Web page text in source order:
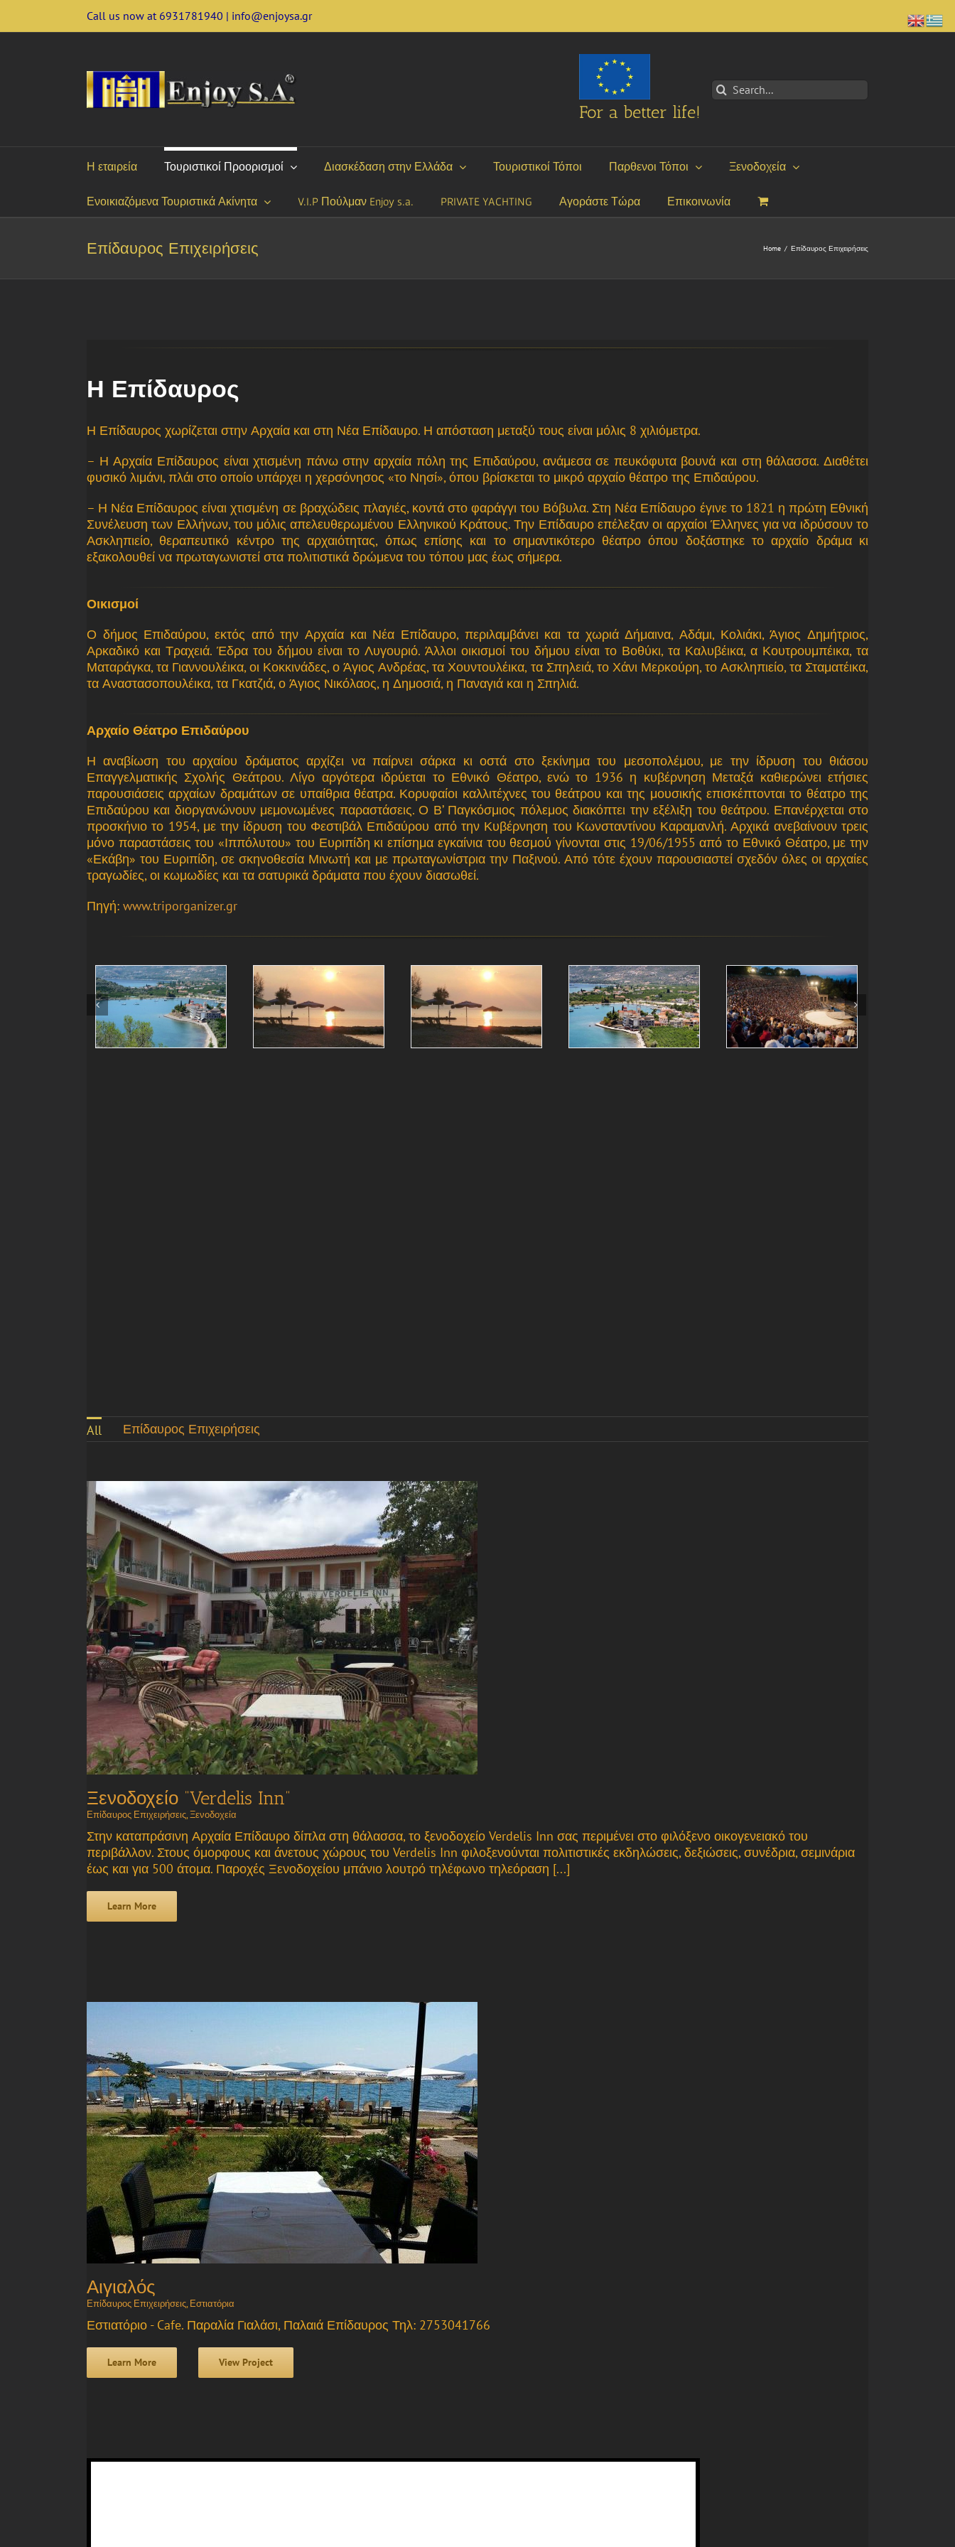
Call us now at 6931781940 | info@enjoysa.gr
For a better life!
Search
for:
Η εταιρεία Τουριστικοί Προορισμοί Διασκέδαση στην Ελλάδα Τουριστικοί Τόποι Παρθενοι Τόποι Ξενοδοχεία
Ενοικιαζόμενα Τουριστικά Ακίνητα V.I.P Πούλμαν Enjoy s.a. PRIVATE YACHTING Αγοράστε Τώρα Επικοινωνία
Επίδαυρος Επιχειρήσεις Home / Επίδαυρος Επιχειρήσεις
Η Επίδαυρος
Η Επίδαυρος χωρίζεται στην Αρχαία και στη Νέα Επίδαυρο. Η απόσταση μεταξύ τους είναι μόλις 8 χιλιόμετρα.
– Η Αρχαία Επίδαυρος είναι χτισμένη πάνω στην αρχαία πόλη της Επιδαύρου, ανάμεσα σε πευκόφυτα βουνά και στη θάλασσα. Διαθέτει
φυσικό λιμάνι, πλάι στο οποίο υπάρχει η χερσόνησος «το Νησί», όπου βρίσκεται το μικρό αρχαίο θέατρο της Επιδαύρου.
– Η Νέα Επίδαυρος είναι χτισμένη σε βραχώδεις πλαγιές, κοντά στο φαράγγι του Βόβυλα. Στη Νέα Επίδαυρο έγινε το 1821 η πρώτη Εθνική
Συνέλευση των Ελλήνων, του μόλις απελευθερωμένου Ελληνικού Κράτους. Την Επίδαυρο επέλεξαν οι αρχαίοι Έλληνες για να ιδρύσουν το
Ασκληπιείο, θεραπευτικό κέντρο της αρχαιότητας, όπως επίσης και το σημαντικότερο θέατρο όπου δοξάστηκε το αρχαίο δράμα κι
εξακολουθεί να πρωταγωνιστεί στα πολιτιστικά δρώμενα του τόπου μας έως σήμερα.
Οικισμοί
Ο δήμος Επιδαύρου, εκτός από την Αρχαία και Νέα Επίδαυρο, περιλαμβάνει και τα χωριά Δήμαινα, Αδάμι, Κολιάκι, Άγιος Δημήτριος,
Αρκαδικό και Τραχειά. Έδρα του δήμου είναι το Λυγουριό. Άλλοι οικισμοί του δήμου είναι το Βοθύκι, τα Καλυβέικα, α Κουτρουμπέικα, τα
Ματαράγκα, τα Γιαννουλέικα, οι Κοκκινάδες, ο Άγιος Ανδρέας, τα Χουντουλέικα, τα Σπηλειά, το Χάνι Μερκούρη, το Ασκληπιείο, τα Σταματέικα,
τα Αναστασοπουλέικα, τα Γκατζιά, ο Άγιος Νικόλαος, η Δημοσιά, η Παναγιά και η Σπηλιά.
Αρχαίο Θέατρο Επιδαύρου
Η αναβίωση του αρχαίου δράματος αρχίζει να παίρνει σάρκα κι οστά στο ξεκίνημα του μεσοπολέμου, με την ίδρυση του θιάσου
Επαγγελματικής Σχολής Θεάτρου. Λίγο αργότερα ιδρύεται το Εθνικό Θέατρο, ενώ το 1936 η κυβέρνηση Μεταξά καθιερώνει ετήσιες
παρουσιάσεις αρχαίων δραμάτων σε υπαίθρια θέατρα. Κορυφαίοι καλλιτέχνες του θεάτρου και της μουσικής επισκέπτονται το θέατρο της
Επιδαύρου και διοργανώνουν μεμονωμένες παραστάσεις. Ο Β’ Παγκόσμιος πόλεμος διακόπτει την εξέλιξη του θεάτρου. Επανέρχεται στο
προσκήνιο το 1954, με την ίδρυση του Φεστιβάλ Επιδαύρου από την Κυβέρνηση του Κωνσταντίνου Καραμανλή. Αρχικά ανεβαίνουν τρεις
μόνο παραστάσεις του «Ιππόλυτου» του Ευριπίδη κι επίσημα εγκαίνια του θεσμού γίνονται στις 19/06/1955 από το Εθνικό Θέατρο, με την
«Εκάβη» του Ευριπίδη, σε σκηνοθεσία Μινωτή και με πρωταγωνίστρια την Παξινού. Από τότε έχουν παρουσιαστεί σχεδόν όλες οι αρχαίες
τραγωδίες, οι κωμωδίες και τα σατυρικά δράματα που έχουν διασωθεί.
Πηγή: www.triporganizer.gr
All Επίδαυρος Επιχειρήσεις
Ξενοδοχείο “Verdelis Inn”
Επίδαυρος Επιχειρήσεις,Ξενοδοχεία
Στην καταπράσινη Αρχαία Επίδαυρο δίπλα στη θάλασσα, το ξενοδοχείο Verdelis Inn σας περιμένει στο φιλόξενο οικογενειακό του
περιβάλλον. Στους όμορφους και άνετους χώρους του Verdelis Inn φιλοξενούνται πολιτιστικές εκδηλώσεις, δεξιώσεις, συνέδρια, σεμινάρια
έως και για 500 άτομα. Παροχές Ξενοδοχείου μπάνιο λουτρό τηλέφωνο τηλεόραση [...]
Learn More
Αιγιαλός
Επίδαυρος Επιχειρήσεις, Εστιατόρια
Εστιατόριο - Cafe. Παραλία Γιαλάσι, Παλαιά Επίδαυρος Τηλ: 2753041766
Learn More View Project